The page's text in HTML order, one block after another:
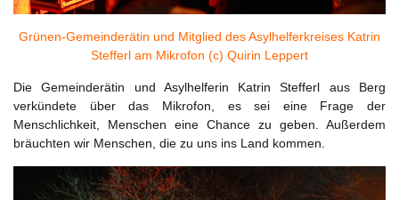
Grünen-Gemeinderätin und Mitglied des Asylhelferkreises Katrin
Stefferl am Mikrofon (c) Quirin Leppert
Die Gemeinderätin und Asylhelferin Katrin Stefferl aus Berg
verkündete über das Mikrofon, es sei eine Frage der
Menschlichkeit, Menschen eine Chance zu geben. Außerdem
bräuchten wir Menschen, die zu uns ins Land kommen.